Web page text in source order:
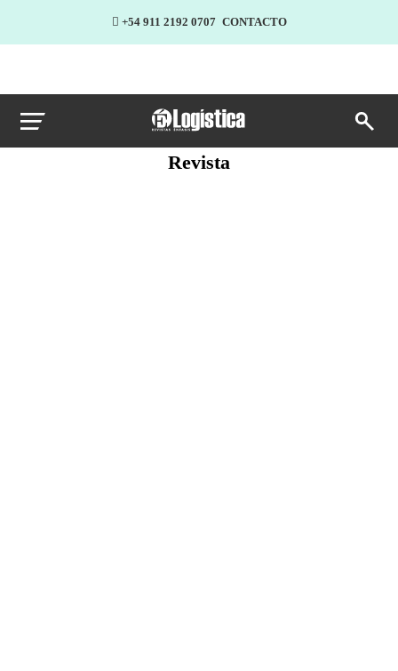
+54 911 2192 0707 CONTACTO
Revista